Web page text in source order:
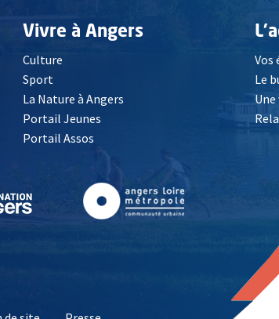
Vivre à Angers
Culture
Sport
La Nature à Angers
Portail Jeunes
Portail Assos
Vos
Le
, Ouvre une nouvelle fenêtre, Ouvre une